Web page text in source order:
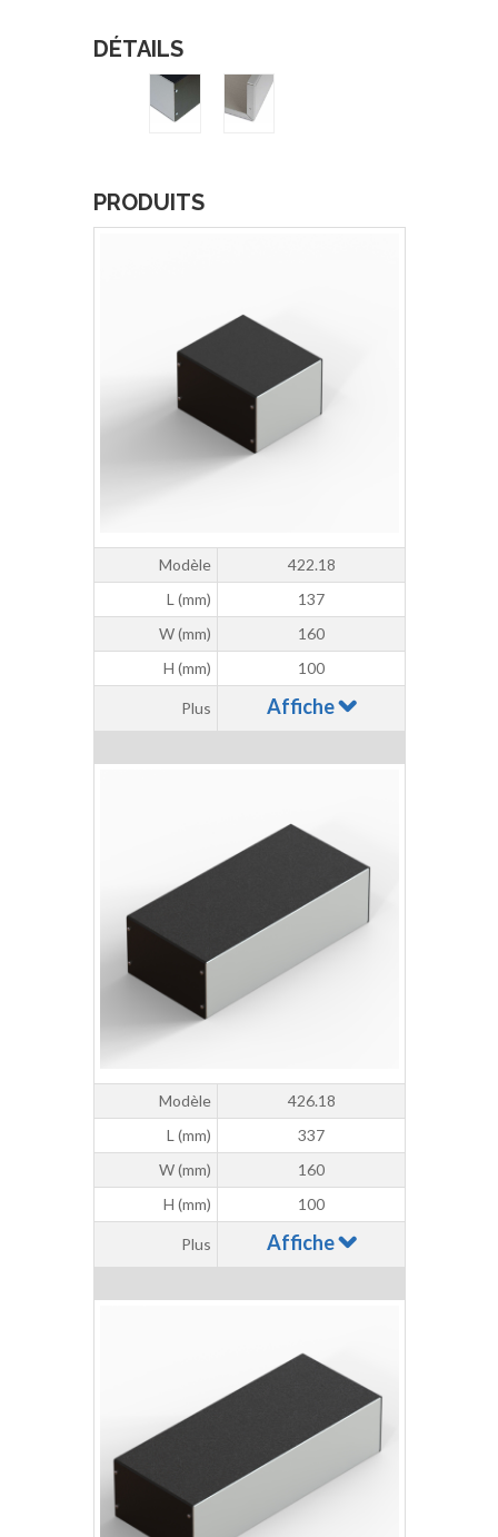
DÉTAILS
PRODUITS
Modèle
422.18
L (mm)
137
W (mm)
160
H (mm)
100
Plus Affiche
Modèle
426.18
L (mm)
337
W (mm)
160
H (mm)
100
Plus Affiche